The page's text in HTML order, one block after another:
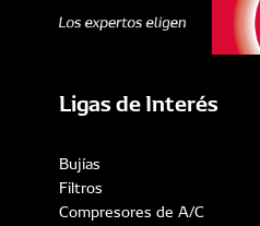
Ligas de Interés
Bujías
Filtros
Compresores de A/C